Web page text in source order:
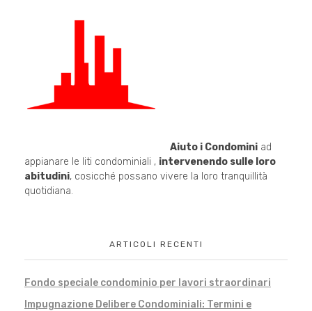
Aiuto i Condominiad
appianare le liti condominiali , intervenendo sulle loro
abitudini, cosicché possano vivere la loro tranquillità
quotidiana.
ARTICOLI RECENTI
Fondo speciale condominio per lavori straordinari
Impugnazione Delibere Condominiali: Termini e